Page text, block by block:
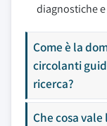
diagnostiche
Come è la
circolanti
ricerca?
Che cosa